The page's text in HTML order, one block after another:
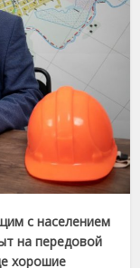
с населением
на передовой
хорошие